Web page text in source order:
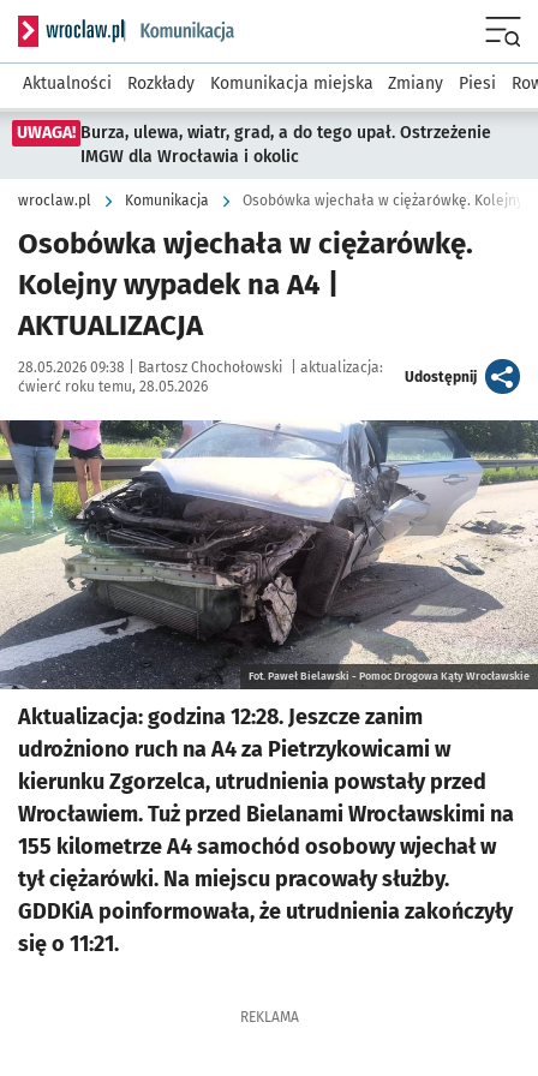
Serwis informacyjny wroclaw.pl podserwis: Komunikacja
Aktualności Rozkłady Komunikacja miejska Zmiany Piesi
UWAGA! Burza, ulewa, wiatr, grad, a do tego upał. Ostrzeżenie
IMGW dla Wrocławia i okolic
wroclaw.pl Komunikacja Osobówka wjechała w ciężarówkę. Kolejny
Osobówka wjechała w ciężarówkę.
Kolejny wypadek na A4 |
AKTUALIZACJA
Data publikacji:
28.05.2026 09:38 | Autor:
Bartosz Chochołowski
aktualizacja:
ćwierć roku temu, 28.05.2026
Udostępnijartykuł
Kliknij, aby powiększyć
Fot. Paweł Bielawski - Pomoc Drogowa Kąty Wrocławskie
Aktualizacja: godzina 12:28. Jeszcze zanim
udrożniono ruch na A4 za Pietrzykowicami w
kierunku Zgorzelca, utrudnienia powstały przed
Wrocławiem. Tuż przed Bielanami Wrocławskimi na
155 kilometrze A4 samochód osobowy wjechał w
tył ciężarówki. Na miejscu pracowały służby.
GDDKiA poinformowała, że utrudnienia zakończyły
się o 11:21.
REKLAMA